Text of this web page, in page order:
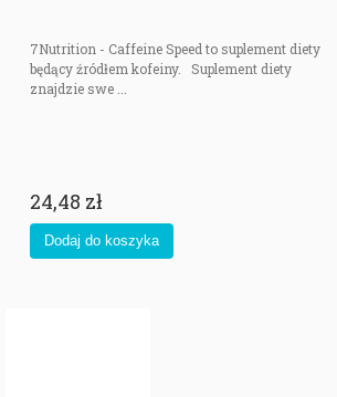
7Nutrition - Caffeine Speed to suplement diety
będący źródłem kofeiny. Suplement diety
znajdzie swe ...
24,48 zł